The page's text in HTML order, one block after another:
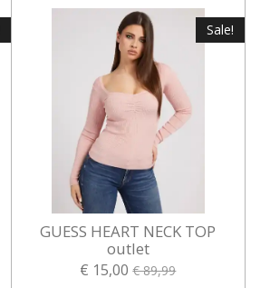
Sale!
GUESS HEART NECK TOP
outlet
€ 15,00 € 89,99